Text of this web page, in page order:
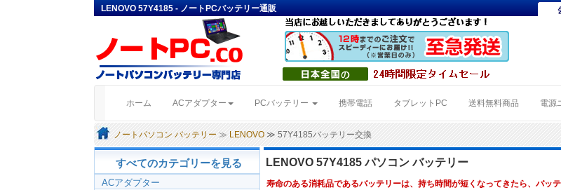
LENOVO 57Y4185 - ノートPCバッテリー通販
ホーム (current)ACアダプター PCバッテリー 携帯電話 タブレットPC 送料無料商品 電源
ノートパソコン バッテリー ≫ LENOVO ≫ 57Y4185バッテリー交換
すべてのカテゴリーを見る
ACアダプター
LENOVO 57Y4185 パソコン バッテリー
寿命のある消耗品であるバッテリーは、持ち時間が短くなってきたら、バッ